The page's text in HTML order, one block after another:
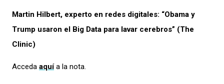
Martin Hilbert, experto en redes digitales: “Obama y
Trump usaron el Big Data para lavar cerebros” (The
Clinic)
Acceda aquía la nota.